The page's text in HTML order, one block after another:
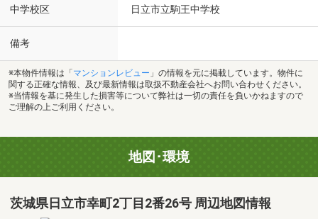
中学校区 日立市立駒王中学校
備考
※本物件情報は「 マンションレビュー 」の情報を元に掲載しています。物件に
関する正確な情報、及び最新情報は取扱不動産会社へお問い合わせください。
※当情報を基に発生した損害等について弊社は一切の責任を負いかねますので
ご理解の上ご利用ください。
地図･環境
茨城県日立市幸町2丁目2番26号 周辺地図情報